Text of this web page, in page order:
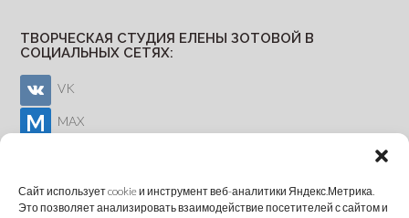
Сайт использует cookie и инструмент веб-аналитики Яндекс.Метрика.
Это позволяет анализировать взаимодействие посетителей с сайтом и
ТВОРЧЕСКАЯ СТУДИЯ ЕЛЕНЫ ЗОТОВОЙ В
СОЦИАЛЬНЫХ СЕТЯХ:
VK
MAX